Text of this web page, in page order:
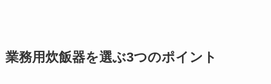
業務用炊飯器を選ぶ3つのポイント